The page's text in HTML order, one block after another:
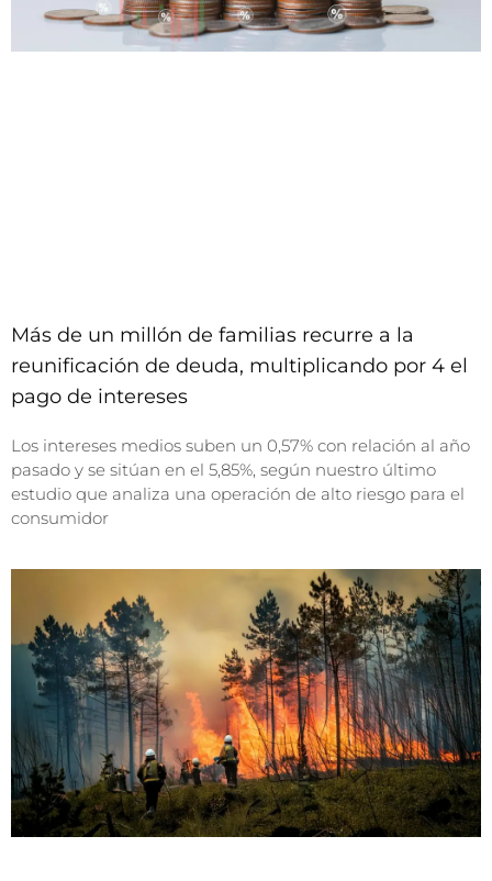
Más de un millón de familias recurre a la
reunificación de deuda, multiplicando por 4 el
pago de intereses
Los intereses medios suben un 0,57% con relación al año
pasado y se sitúan en el 5,85%, según nuestro último
estudio que analiza una operación de alto riesgo para el
consumidor